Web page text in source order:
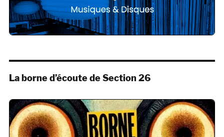
La borne d’écoute de Section 26